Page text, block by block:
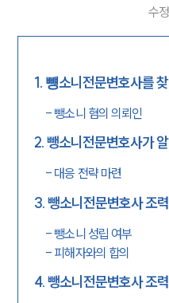
수
1. 뻉소니전문변호사를
- 뺑소니 혐의 의뢰인
2.뺑소니전문변호사가
- 대응 전략 마련
3.뺑소니전문변호사 조
- 뺑소니 성립 여부
- 피해자와의 합의
4.뺑소니전문변호사 조